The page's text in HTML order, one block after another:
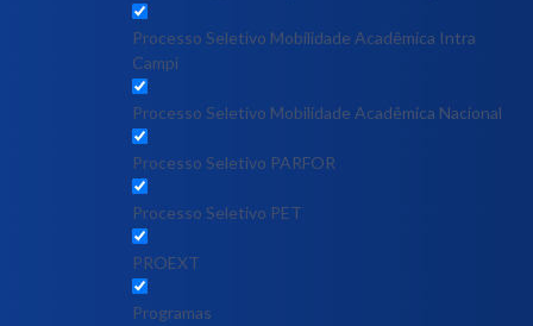
Processo Seletivo Mobilidade Acadêmica Intra
Campi
Processo Seletivo Mobilidade Acadêmica Nacional
Processo Seletivo PARFOR
Processo Seletivo PET
PROEXT
Programas